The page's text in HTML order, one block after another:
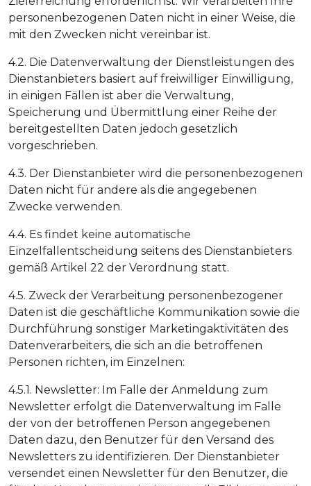
personenbezogenen Daten nicht in einer Weise, die
mit den Zwecken nicht vereinbar ist.
4.2. Die Datenverwaltung der Dienstleistungen des
Dienstanbieters basiert auf freiwilliger Einwilligung,
in einigen Fällen ist aber die Verwaltung,
Speicherung und Übermittlung einer Reihe der
bereitgestellten Daten jedoch gesetzlich
vorgeschrieben.
4.3. Der Dienstanbieter wird die personenbezogenen
Daten nicht für andere als die angegebenen
Zwecke verwenden.
4.4. Es findet keine automatische
Einzelfallentscheidung seitens des Dienstanbieters
gemäß Artikel 22 der Verordnung statt.
4.5. Zweck der Verarbeitung personenbezogener
Daten ist die geschäftliche Kommunikation sowie die
Durchführung sonstiger Marketingaktivitäten des
Datenverarbeiters, die sich an die betroffenen
Personen richten, im Einzelnen:
4.5.1. Newsletter: Im Falle der Anmeldung zum
Newsletter erfolgt die Datenverwaltung im Falle
der von der betroffenen Person angegebenen
Daten dazu, den Benutzer für den Versand des
Newsletters zu identifizieren. Der Dienstanbieter
versendet einen Newsletter für den Benutzer, die